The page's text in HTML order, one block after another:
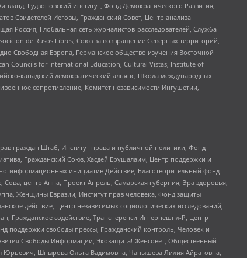
Гудзоновский институт, Фонд Демократического Развития,
Свидетелей Иеговы, Гражданский Совет, Центр анализа
Россия, Глобальная сеть журналистов-расследователей, Служба
de Rusos Libres, Союз за возвращение Северных территорий,
Свободная Европа, Германское общество изучения Восточной
Councils for International Education, Cultural Vistas, Institute of
канадский демократический альянс, Школа международных
сопротивление, Комитет независимости Ингушетии,
граждан Штаб, Институт права и публичной политики, Фонд
Гражданский Союз, Хасдей Ерушалаим, Центр поддержки и
информационных инициатив Действие, Благотворительный фонд
центр Анна, Проект Апрель, Самарская губерния, Эра здоровья,
Женщины Евразии, Институт прав человека, Фонд защиты
действие, Центр независимых социологических исследований,
Гражданское содействие, Трансперенси Интернешнл-Р, Центр
поддержки свободы прессы, Гражданский контроль, Человек и
Свободы Информации, Экозащита!-Женсовет, Общественный
Юрьевич, Шнырова Ольга Вадимовна, Чанышева Лилия Айратовна,